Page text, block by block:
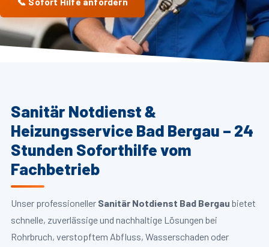
Sanitär Notdienst &
Heizungsservice Bad Bergau – 24
Stunden Soforthilfe vom
Fachbetrieb
Unser professioneller Sanitär Notdienst Bad Bergau bietet
schnelle, zuverlässige und nachhaltige Lösungen bei
Rohrbruch, verstopftem Abfluss, Wasserschaden oder